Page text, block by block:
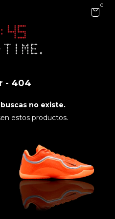
0
- 404
no existe.
estos productos.